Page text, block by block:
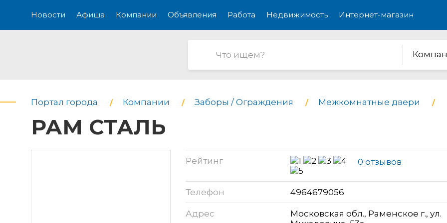
Новости Афиша Компании Объявления Работа Недвижимость Интернет-магазин
Портал города Компании Заборы / Ограждения Межкомнатные двери
РАМ СТАЛЬ
Рейтинг 0 отзывов
Телефон 4964679056
Адрес
Московская обл., Раменское г., ул.